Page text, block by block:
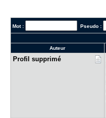
Mot : Pseudo :
Auteur
Profil sup​primé